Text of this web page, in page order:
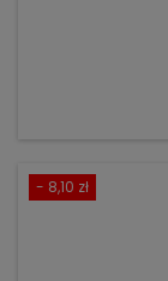
- 8,10 zł